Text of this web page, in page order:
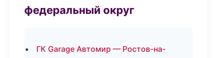
федеральный округ
ГК Garage Автомир — Ростов-на-